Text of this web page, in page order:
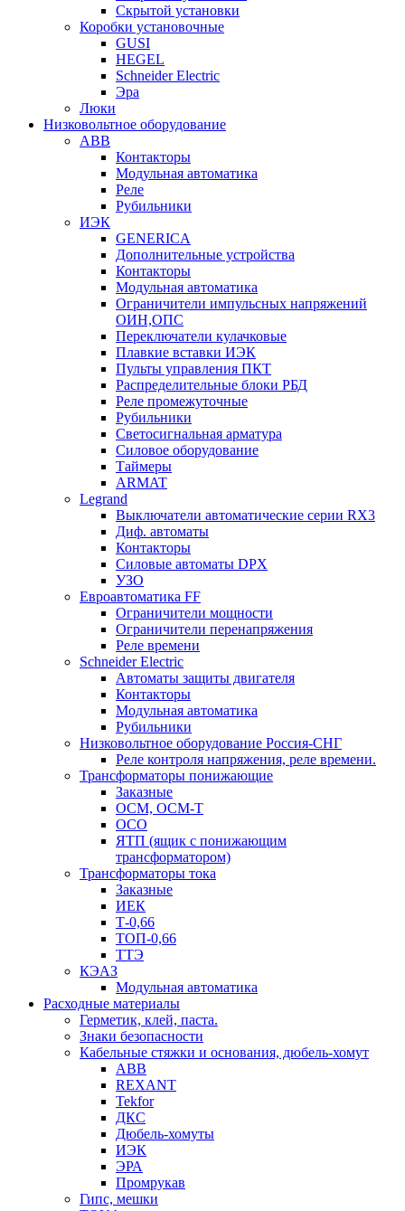
Скрытой установки
Коробки установочные
GUSI
HEGEL
Schneider Electric
Эра
Люки
Низковольтное оборудование
ABB
Контакторы
Модульная автоматика
Реле
Рубильники
ИЭК
GENERICA
Дополнительные устройства
Контакторы
Модульная автоматика
Ограничители импульсных напряжений
ОИН,ОПС
Переключатели кулачковые
Плавкие вставки ИЭК
Пульты управления ПКТ
Распределительные блоки РБД
Реле промежуточные
Рубильники
Светосигнальная арматура
Силовое оборудование
Таймеры
ARMAT
Legrand
Выключатели автоматические серии RX3
Диф. автоматы
Контакторы
Силовые автоматы DPX
УЗО
Евроавтоматика FF
Ограничители мощности
Ограничители перенапряжения
Реле времени
Schneider Electric
Автоматы защиты двигателя
Контакторы
Модульная автоматика
Рубильники
Низковольтное оборудование Россия-СНГ
Реле контроля напряжения, реле времени.
Трансформаторы понижающие
Заказные
ОСМ, ОСМ-Т
ОСО
ЯТП (ящик с понижающим
трансформатором)
Трансформаторы тока
Заказные
ИЕК
Т-0,66
ТОП-0,66
ТТЭ
КЭАЗ
Модульная автоматика
Расходные материалы
Герметик, клей, паста.
Знаки безопасности
Кабельные стяжки и основания, дюбель-хомут
ABB
REXANT
Tekfor
ДКС
Дюбель-хомуты
ИЭК
ЭРА
Промрукав
Гипс, мешки